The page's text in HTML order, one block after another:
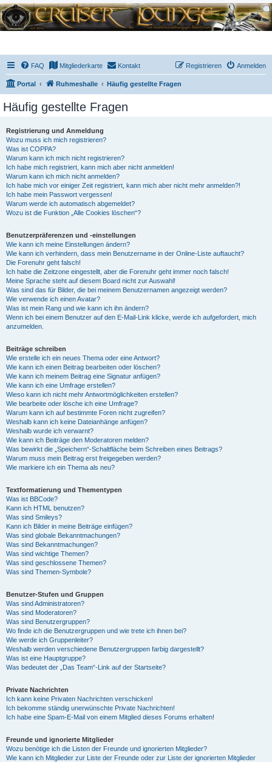
FAQ Mitgliederkarte Kontakt Anmelden
Registrieren
Portal Ruhmeshalle Häufig gestellte Fragen
Häufig gestellte Fragen
Registrierung und Anmeldung
Wozu muss ich mich registrieren?
Was ist COPPA?
Warum kann ich mich nicht registrieren?
Ich habe mich registriert, kann mich aber nicht anmelden!
Warum kann ich mich nicht anmelden?
Ich habe mich vor einiger Zeit registriert, kann mich aber nicht mehr anmelden?!
Ich habe mein Passwort vergessen!
Warum werde ich automatisch abgemeldet?
Wozu ist die Funktion „Alle Cookies löschen“?
Benutzerpräferenzen und -einstellungen
Wie kann ich meine Einstellungen ändern?
Wie kann ich verhindern, dass mein Benutzername in der Online-Liste auftaucht?
Die Forenuhr geht falsch!
Ich habe die Zeitzone eingestellt, aber die Forenuhr geht immer noch falsch!
Meine Sprache steht auf diesem Board nicht zur Auswahl!
Was sind das für Bilder, die bei meinem Benutzernamen angezeigt werden?
Wie verwende ich einen Avatar?
Was ist mein Rang und wie kann ich ihn ändern?
Wenn ich bei einem Benutzer auf den E-Mail-Link klicke, werde ich aufgefordert, mich
anzumelden.
Beiträge schreiben
Wie erstelle ich ein neues Thema oder eine Antwort?
Wie kann ich einen Beitrag bearbeiten oder löschen?
Wie kann ich meinem Beitrag eine Signatur anfügen?
Wie kann ich eine Umfrage erstellen?
Wieso kann ich nicht mehr Antwortmöglichkeiten erstellen?
Wie bearbeite oder lösche ich eine Umfrage?
Warum kann ich auf bestimmte Foren nicht zugreifen?
Weshalb kann ich keine Dateianhänge anfügen?
Weshalb wurde ich verwarnt?
Wie kann ich Beiträge den Moderatoren melden?
Was bewirkt die „Speichern“-Schaltfläche beim Schreiben eines Beitrags?
Warum muss mein Beitrag erst freigegeben werden?
Wie markiere ich ein Thema als neu?
Textformatierung und Thementypen
Was ist BBCode?
Kann ich HTML benutzen?
Was sind Smileys?
Kann ich Bilder in meine Beiträge einfügen?
Was sind globale Bekanntmachungen?
Was sind Bekanntmachungen?
Was sind wichtige Themen?
Was sind geschlossene Themen?
Was sind Themen-Symbole?
Benutzer-Stufen und Gruppen
Was sind Administratoren?
Was sind Moderatoren?
Was sind Benutzergruppen?
Wo finde ich die Benutzergruppen und wie trete ich ihnen bei?
Wie werde ich Gruppenleiter?
Weshalb werden verschiedene Benutzergruppen farbig dargestellt?
Was ist eine Hauptgruppe?
Was bedeutet der „Das Team“-Link auf der Startseite?
Private Nachrichten
Ich kann keine Privaten Nachrichten verschicken!
Ich bekomme ständig unerwünschte Private Nachrichten!
Ich habe eine Spam-E-Mail von einem Mitglied dieses Forums erhalten!
Freunde und ignorierte Mitglieder
Wozu benötige ich die Listen der Freunde und ignorierten Mitglieder?
Wie kann ich Mitglieder zur Liste der Freunde oder zur Liste der ignorierten Mitglieder